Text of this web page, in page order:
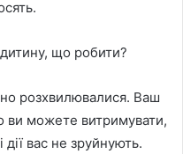
що робити?
розхвилювалися. Ваш
ви можете витримувати,
вас не зруйнують.